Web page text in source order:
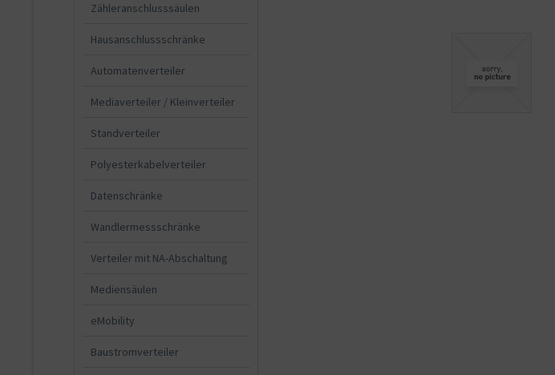
Zähleranschlusssäulen
Hausanschlussschränke
Automatenverteiler
Mediaverteiler / Kleinverteiler
Standverteiler
Polyesterkabelverteiler
Datenschränke
Wandlermessschränke
Verteiler mit NA-Abschaltung
Mediensäulen
eMobility
Baustromverteiler